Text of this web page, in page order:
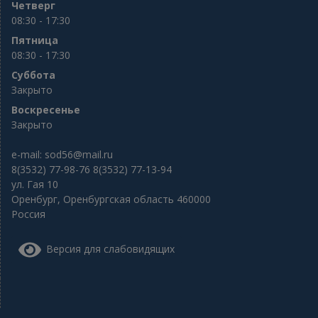
Четверг
08:30 - 17:30
Пятница
08:30 - 17:30
Суббота
Закрыто
Воскресенье
Закрыто
e-mail: sod56@mail.ru
8(3532) 77-98-76 8(3532) 77-13-94
ул. Гая 10
Оренбург, Оренбургская область 460000
Россия
Версия для слабовидящих